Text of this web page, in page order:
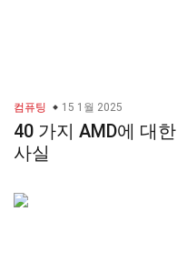
컴퓨팅 15 1월 2025
40 가지 AMD에 대한
사실